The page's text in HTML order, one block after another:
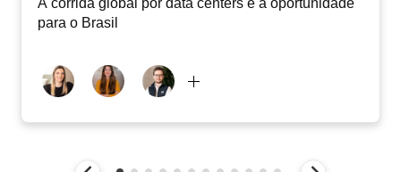
para o Brasil